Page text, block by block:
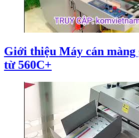
Giới thiệu Máy cán màng
từ 560C+